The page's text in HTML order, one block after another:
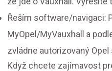
Řeším software/navigaci:
MyOpel/MyVauxhall a
zvládne autorizovaný Opel
Když chcete zajímavost